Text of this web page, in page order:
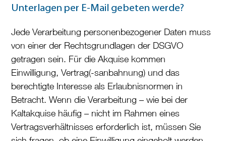
Unterlagen per E-Mail gebeten werde?
Jede Verarbeitung personenbezogener Daten muss
von einer der Rechtsgrundlagen der DSGVO
getragen sein. Für die Akquise kommen
Einwilligung, Vertrag(-sanbahnung) und das
berechtigte Interesse als Erlaubnisnormen in
Betracht. Wenn die Verarbeitung – wie bei der
Kaltakquise häufig – nicht im Rahmen eines
Vertragsverhältnisses erforderlich ist, müssen Sie